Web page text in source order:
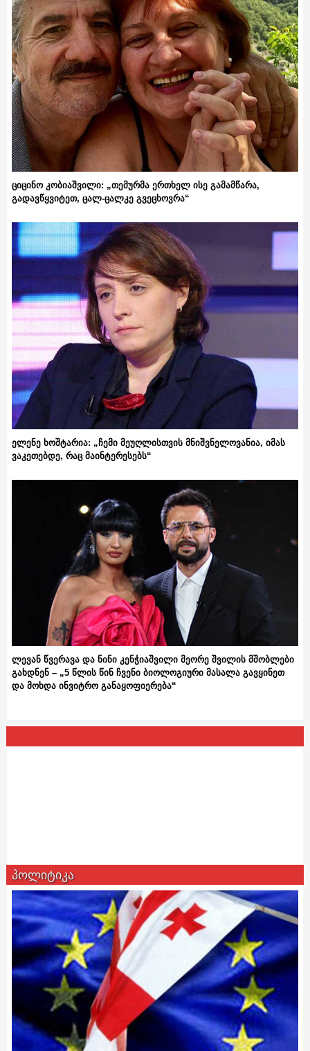
ციცინო კობიაშვილი: „თემურმა ერთხელ ისე გამამწარა,
გადავწყვიტეთ, ცალ-ცალკე გვეცხოვრა“
ელენე ხოშტარია: „ჩემი მეუღლისთვის მნიშვნელოვანია, იმას
ვაკეთებდე, რაც მაინტერესებს“
ლევან წვერავა და ნინი კენჭიაშვილი მეორე შვილის მშობლები
გახდნენ – „5 წლის წინ ჩვენი ბიოლოგიური მასალა გავყინეთ
და მოხდა ინვიტრო განაყოფიერება“
პოლიტიკა